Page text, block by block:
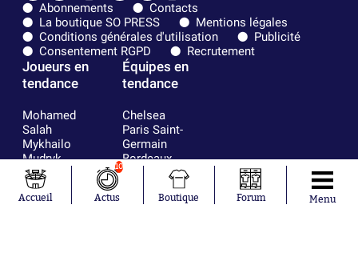
Abonnements
Contacts
La boutique SO PRESS
Mentions légales
Conditions générales d'utilisation
Publicité
Consentement RGPD
Recrutement
Joueurs en
tendance
Mohamed
Salah
Mykhailo
Mudryk
Neymar
Khalis Merah
Loïs Openda
Équipes en
tendance
Chelsea
Paris Saint-
Germain
Bordeaux
Olympique
FIFA
Accueil
10
Actus Boutique Forum Menu